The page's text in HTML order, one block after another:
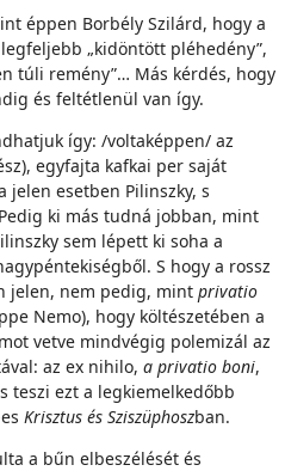
éppen Borbély Szilárd, hogy a
„kidöntött pléhedény”,
túli remény”… Más kérdés, hogy
és feltétlenül van így.
így: /voltaképpen/ az
egyfajta kafkai per saját
jelen esetben Pilinszky, s
ki más tudná jobban, mint
sem lépett ki soha a
S hogy a rossz
jelen, nem pedig, mint privatio
Nemo), hogy költészetében a
vetve mindvégig polemizál az
az ex nihilo, a privatio boni,
teszi ezt a legkiemelkedőbb
Krisztus és Sziszüphoszban.
a bűn elbeszélését és